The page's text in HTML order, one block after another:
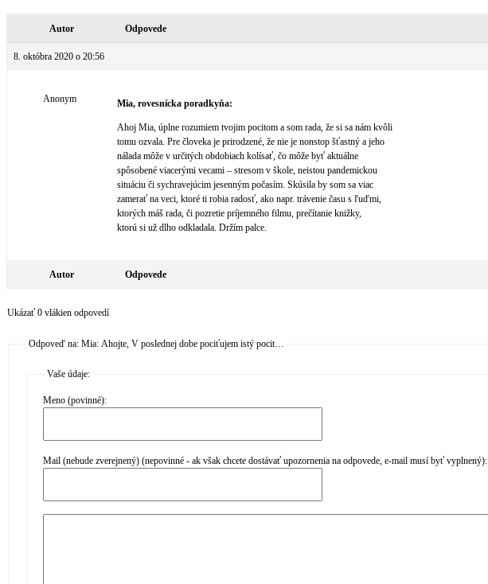
Autor Odpovede
8. októbra 2020 o 20:56
Anonym Mia, rovesnícka poradkyňa:
Ahoj Mia, úplne rozumiem tvojim pocitom a som rada, že si sa nám kvôli
tomu ozvala. Pre človeka je prirodzené, že nie je nonstop šťastný a jeho
nálada môže v určitých obdobiach kolísať, čo môže byť aktuálne
spôsobené viacerými vecami – stresom v škole, neistou pandemickou
situáciu či sychravejúcim jesenným počasím. Skúsila by som sa viac
zamerať na veci, ktoré ti robia radosť, ako napr. trávenie času s ľuďmi,
ktorých máš rada, či pozretie príjemného filmu, prečítanie knižky,
ktorú si už dlho odkladala. Držím palce.
Autor Odpovede
Ukázať 0 vlákien odpovedí
Odpoveď na: Mia: Ahojte, V poslednej dobe pociťujem istý pocit…
Vaše údaje:
Meno (povinné):
Mail (nebude zverejnený) (nepovinné - ak však chcete dostávať upozornenia na odpovede, e-mail musí byť vyplnený):